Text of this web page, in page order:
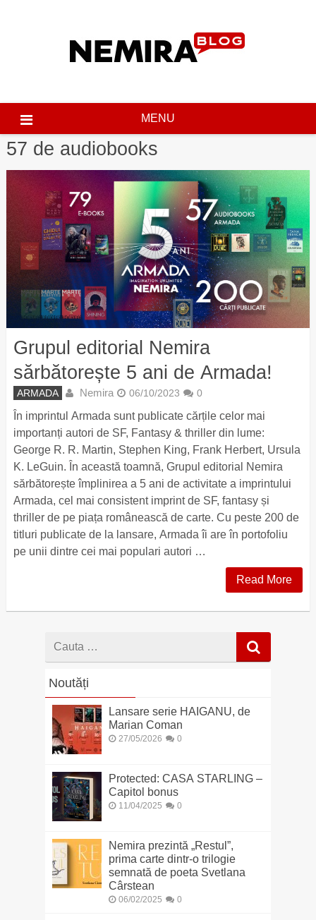
MENU
57 de audiobooks
Grupul editorial Nemira
sărbătorește 5 ani de Armada!
ARMADA Nemira 06/10/2023 0
În imprintul Armada sunt publicate cărțile celor mai
importanți autori de SF, Fantasy & thriller din lume:
George R. R. Martin, Stephen King, Frank Herbert, Ursula
K. LeGuin. În această toamnă, Grupul editorial Nemira
sărbătorește împlinirea a 5 ani de activitate a imprintului
Armada, cel mai consistent imprint de SF, fantasy și
thriller de pe piața românească de carte. Cu peste 200 de
titluri publicate de la lansare, Armada îi are în portofoliu
pe unii dintre cei mai populari autori …
Read More
Cauta
Noutăți
Lansare serie HAIGANU, de
Marian Coman
27/05/2026 0
Protected: CASA STARLING –
Capitol bonus
11/04/2025 0
Nemira prezintă „Restul”,
prima carte dintr-o trilogie
semnată de poeta Svetlana
Cârstean
06/02/2025 0